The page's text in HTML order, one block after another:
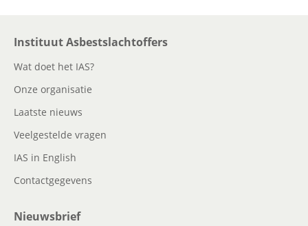
Instituut Asbestslachtoffers
Wat doet het IAS?
Onze organisatie
Laatste nieuws
Veelgestelde vragen
IAS in English
Contactgegevens
Nieuwsbrief